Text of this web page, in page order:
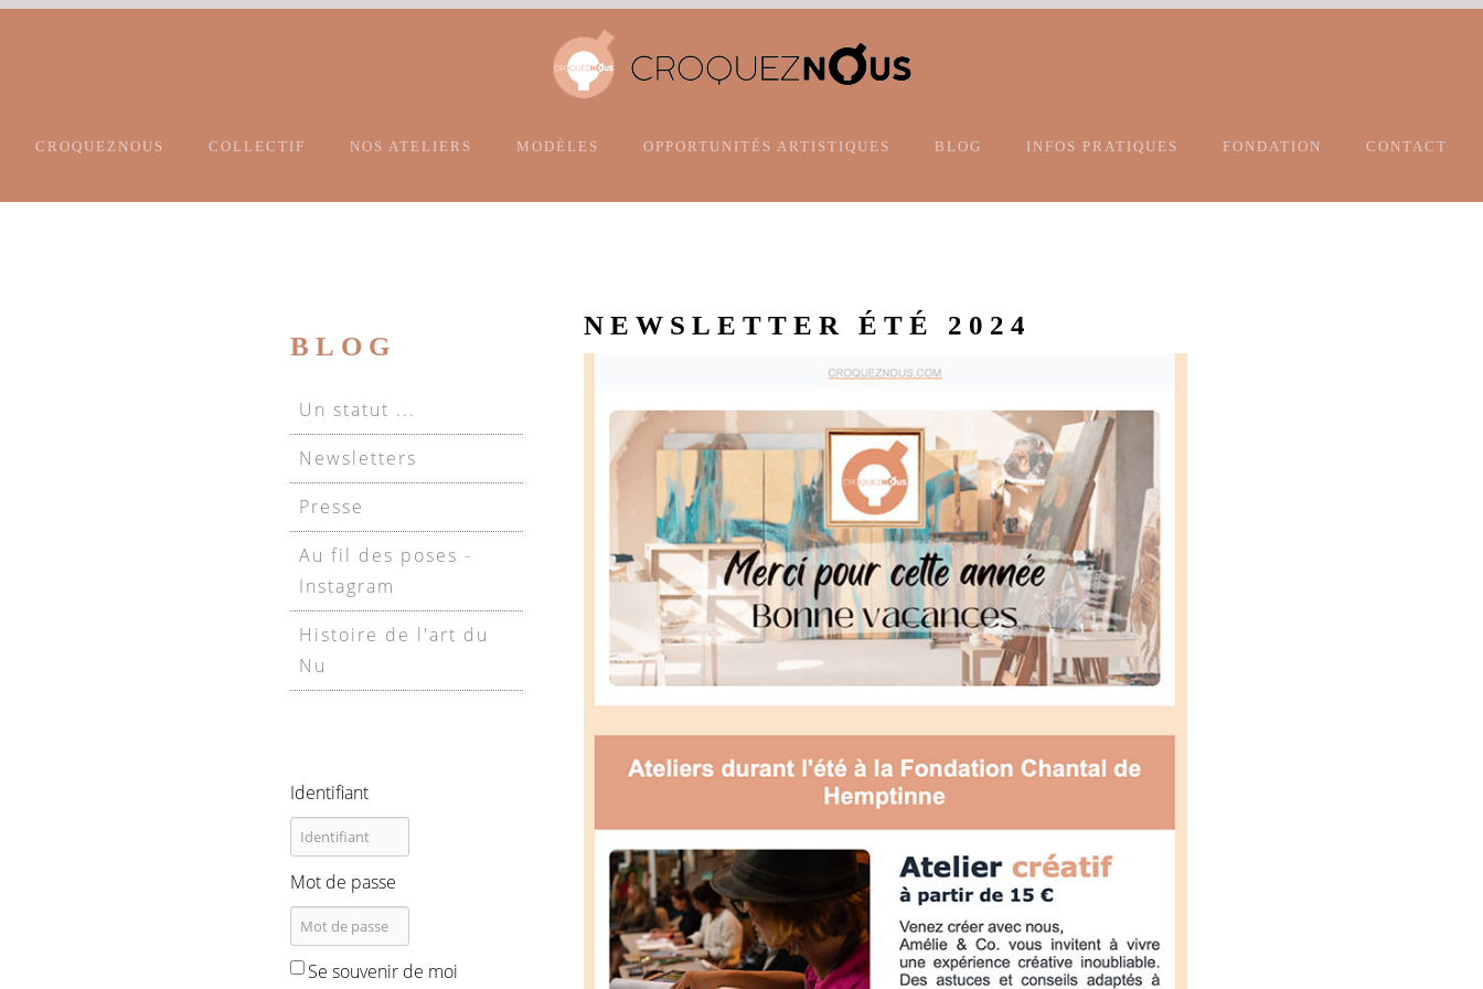
CROQUEZNOUS COLLECTIF NOS ATELIERS MODÈLES OPPORTUNITÉS ARTISTIQUES BLOG INFOS PRATIQUES FONDATION CONTACT
BLOG
Un statut ...
Newsletters
Presse
Au fil des poses -
Instagram
Histoire de l'art du
Nu
Identifiant
Mot de passe
Se souvenir de moi
NEWSLETTER ÉTÉ 2024